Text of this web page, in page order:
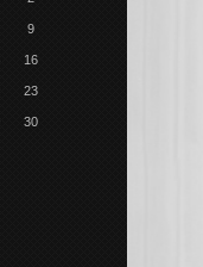
9
16
23
30